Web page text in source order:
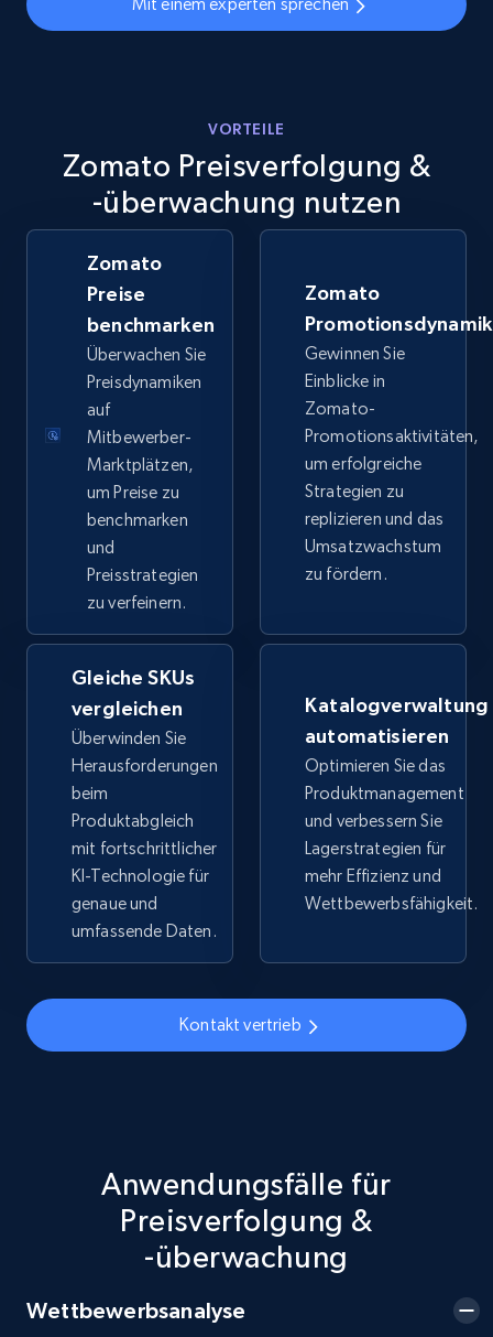
Specifications, Image urls, Top reviews, and
more.
Walmart - products - Discover products by
using sku numbers
URL, Final price, Sku, Currency, Gtin,
Specifications, Image urls, Top reviews, and
Jetzt anfangen
TikTok Shop
URL, Title, Available, Description, Currency, Initial
price, Final price, Discount percent, and more.
5.4K+ 668+
TikTok Shop - category
URL, Title, Available, Description, Currency, Initial
price, Final price, Discount percent, and more.
5.4K+ 668+ Jetzt anfangen
TikTok Shop - Collect TikTok shop products
price, Final price, Discount percent, and more.
TikTok Shop - discover records by shop url
URL, Title, Available, Description, Currency, Initial
price, Final price, Discount percent, and more.
668+
VORTEILE
Zomato Preisverfolgung &
-überwachung nutzen
Zomato
Preise
benchmarken
Überwachen Sie
Preisdynamiken
auf
Mitbewerber-
Marktplätzen,
um Preise zu
benchmarken
und
Preisstrategien
zu verfeinern.
Zomato
Gewinnen Sie
Einblicke in
Zomato-
Promotionsaktivitäten,
um erfolgreiche
Strategien zu
replizieren und das
Umsatzwachstum
zu fördern.
Gleiche SKUs
vergleichen
Überwinden Sie
Herausforderungen
beim
Produktabgleich
mit fortschrittlicher
KI-Technologie für
genaue und
umfassende Daten.
Katalogverwaltung
automatisieren
Optimieren Sie das
Produktmanagement
und verbessern Sie
Lagerstrategien für
mehr Effizienz und
Wettbewerbsfähigkeit.
Kontakt vertrieb
Anwendungsfälle für
Preisverfolgung &
-überwachung
Wettbewerbsanalyse